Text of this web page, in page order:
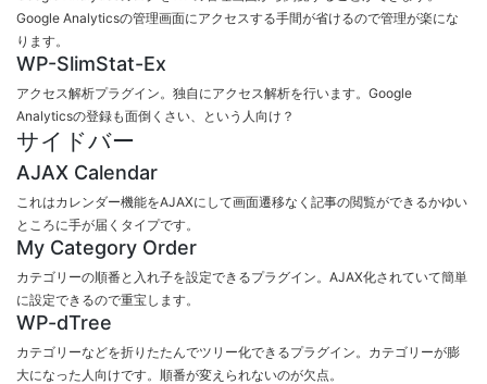
Google Analyticsの管理画面にアクセスする手間が省けるので管理が楽にな
ります。
WP-SlimStat-Ex
アクセス解析プラグイン。独自にアクセス解析を行います。Google
Analyticsの登録も面倒くさい、という人向け？
サイドバー
AJAX Calendar
これはカレンダー機能をAJAXにして画面遷移なく記事の閲覧ができるかゆい
ところに手が届くタイプです。
My Category Order
カテゴリーの順番と入れ子を設定できるプラグイン。AJAX化されていて簡単
に設定できるので重宝します。
WP-dTree
カテゴリーなどを折りたたんでツリー化できるプラグイン。カテゴリーが膨
大になった人向けです。順番が変えられないのが欠点。